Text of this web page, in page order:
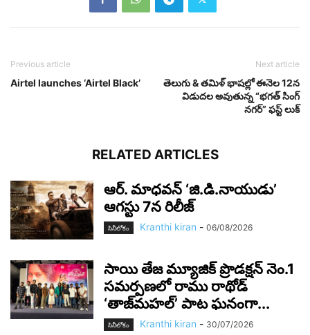
Previous article
Airtel launches ‘Airtel Black’
Next article
తెలుగు & తమిళ్ భాషల్లో ఈనెల 12న
విడుదల అవుతున్న “భగత్ సింగ్
నగర్” ఫస్ట్ లుక్
RELATED ARTICLES
ఆర్‌. మాధవన్‌ ‘జి.డి.నాయుడు’
ఆగస్టు 7న రిలీజ్
సినీలోకం Kranthi kiran - 06/08/2026
సాయి తేజ మ్యూజిక్ ప్రొడక్షన్ నెం.1
సమర్పణలో రాము రాథోడ్
‘తాజ్‌మహల్’ పాట ఘనంగా...
సినీలోకం Kranthi kiran - 30/07/2026